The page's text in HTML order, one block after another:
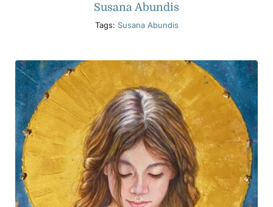
Susana Abundis
Tags: Susana Abundis